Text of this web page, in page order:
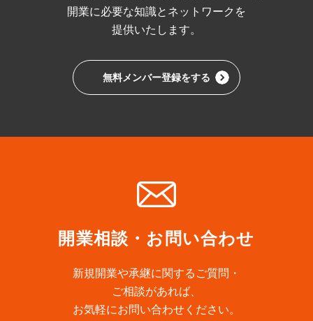
開業に必要な知識とネットワークを
提供いたします。
無料メンバー登録をする
開業相談・お問い合わせ
新規開業や承継に関するご質問・
ご相談があれば、
お気軽にお問い合わせください。